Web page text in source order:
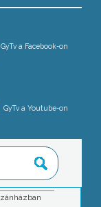
GyTv a Facebook-on
GyTv a Youtube-on